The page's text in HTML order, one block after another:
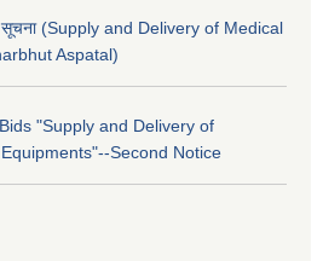
सूचना (Supply and Delivery of Medical
Aspatal)
"Supply and Delivery of
Second Notice